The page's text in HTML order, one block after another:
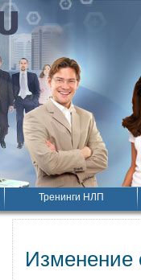
Тренинги НЛП
Изменение